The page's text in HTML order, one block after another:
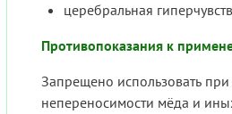
церебральная
Противопоказания к
Запрещено использовать
непереносимости мёда и